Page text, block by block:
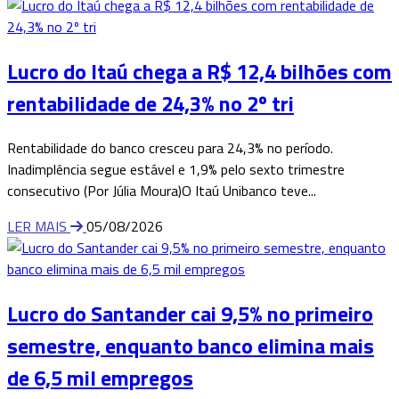
Lucro do Itaú chega a R$ 12,4 bilhões com
rentabilidade de 24,3% no 2º tri
Rentabilidade do banco cresceu para 24,3% no período.
Inadimplência segue estável e 1,9% pelo sexto trimestre
consecutivo (Por Júlia Moura)O Itaú Unibanco teve...
LER MAIS
05/08/2026
Lucro do Santander cai 9,5% no primeiro
semestre, enquanto banco elimina mais
de 6,5 mil empregos